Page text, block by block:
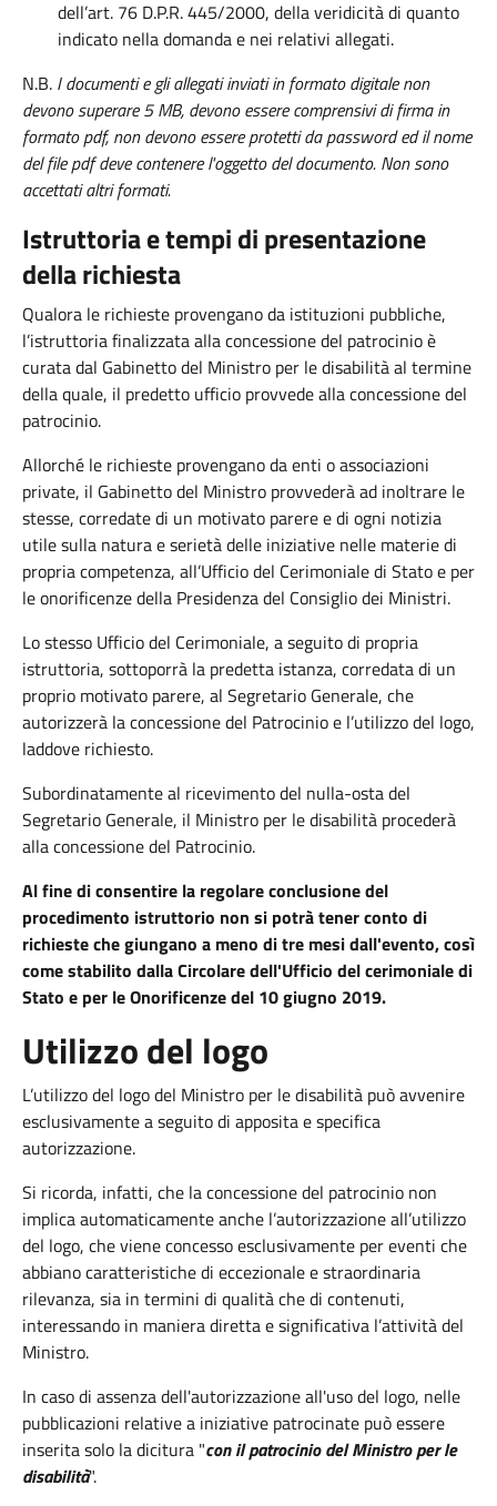
dell’art. 76 D.P.R. 445/2000, della veridicità di quanto
indicato nella domanda e nei relativi allegati.
N.B. I documenti e gli allegati inviati in formato digitale non
devono superare 5 MB, devono essere comprensivi di firma in
formato pdf, non devono essere protetti da password ed il nome
del file pdf deve contenere l'oggetto del documento. Non sono
accettati altri formati.
Istruttoria e tempi di presentazione
della richiesta
Qualora le richieste provengano da istituzioni pubbliche,
l’istruttoria finalizzata alla concessione del patrocinio è
curata dal Gabinetto del Ministro per le disabilità al termine
della quale, il predetto ufficio provvede alla concessione del
patrocinio.
Allorché le richieste provengano da enti o associazioni
private, il Gabinetto del Ministro provvederà ad inoltrare le
stesse, corredate di un motivato parere e di ogni notizia
utile sulla natura e serietà delle iniziative nelle materie di
propria competenza, all’Ufficio del Cerimoniale di Stato e per
le onorificenze della Presidenza del Consiglio dei Ministri.
Lo stesso Ufficio del Cerimoniale, a seguito di propria
istruttoria, sottoporrà la predetta istanza, corredata di un
proprio motivato parere, al Segretario Generale, che
autorizzerà la concessione del Patrocinio e l’utilizzo del logo,
laddove richiesto.
Subordinatamente al ricevimento del nulla-osta del
Segretario Generale, il Ministro per le disabilità procederà
alla concessione del Patrocinio.
Al fine di consentire la regolare conclusione del
procedimento istruttorio non si potrà tener conto di
richieste che giungano a meno di tre mesi dall'evento, così
come stabilito dalla Circolare dell'Ufficio del cerimoniale di
Stato e per le Onorificenze del 10 giugno 2019.
Utilizzo del logo
L’utilizzo del logo del Ministro per le disabilità può avvenire
esclusivamente a seguito di apposita e specifica
autorizzazione.
Si ricorda, infatti, che la concessione del patrocinio non
implica automaticamente anche l’autorizzazione all’utilizzo
del logo, che viene concesso esclusivamente per eventi che
abbiano caratteristiche di eccezionale e straordinaria
rilevanza, sia in termini di qualità che di contenuti,
interessando in maniera diretta e significativa l’attività del
Ministro.
In caso di assenza dell'autorizzazione all'uso del logo, nelle
pubblicazioni relative a iniziative patrocinate può essere
inserita solo la dicitura "con il patrocinio del Ministro per le
disabilità".